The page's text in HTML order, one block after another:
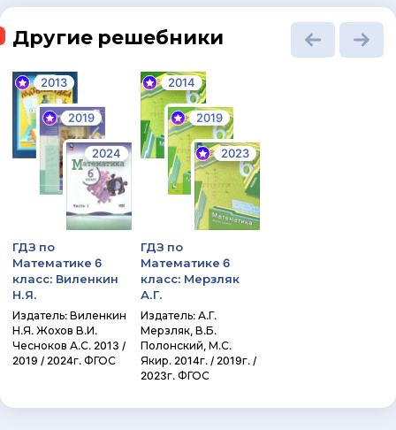
Другие решебники
2013
2019
2024
ГДЗ по
Математике 6
класс: Виленкин
Н.Я.
Издатель: Виленкин
Н.Я. Жохов В.И.
Чесноков А.С. 2013 /
2019 / 2024г. ФГОС
2014
2019
2023
ГДЗ по
Математике 6
класс: Мерзляк
А.Г.
Издатель: А.Г.
Мерзляк, В.Б.
Полонский, М.С.
Якир. 2014г. / 2019г. /
2023г. ФГОС